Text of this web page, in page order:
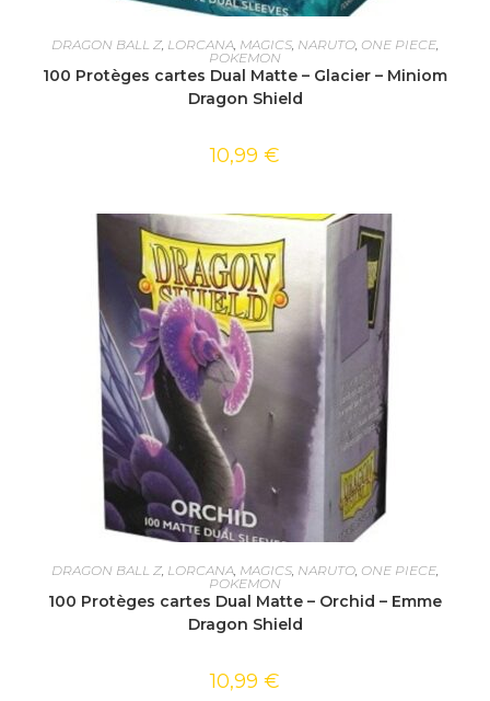
AJOUTER AU PANIER
DRAGON BALL Z LORCANA MAGICS NARUTO ONE PIECE
POKEMON
100 Protèges cartes Dual Matte – Glacier – Miniom
Dragon Shield
10,99 €
AJOUTER AU PANIER
DRAGON BALL Z, LORCANA, MAGICS, NARUTO, ONE PIECE,
POKEMON
100 Protèges cartes Dual Matte – Orchid – Emme
Dragon Shield
10,99 €